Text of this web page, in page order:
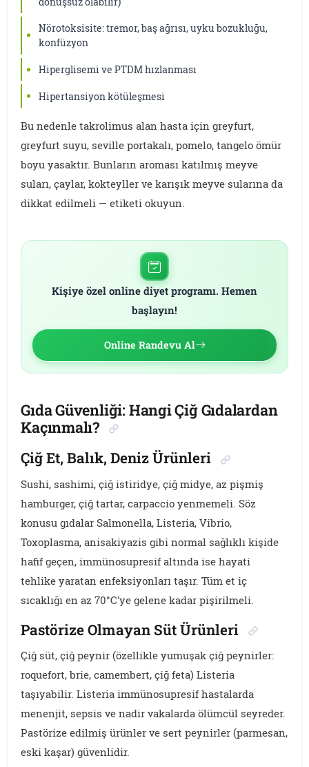
Nörotoksisite: tremor, baş ağrısı, uyku bozukluğu,
konfüzyon
Hiperglisemi ve PTDM hızlanması
Hipertansiyon kötüleşmesi
Bu nedenle takrolimus alan hasta için greyfurt,
greyfurt suyu, seville portakalı, pomelo, tangelo ömür
boyu yasaktır. Bunların aroması katılmış meyve
suları, çaylar, kokteyller ve karışık meyve sularına da
dikkat edilmeli — etiketi okuyun.
Kişiye özel online diyet programı. Hemen
başlayın!
Online Randevu Al
Gıda Güvenliği: Hangi Çiğ Gıdalardan
Kaçınmalı?
Çiğ Et, Balık, Deniz Ürünleri
Sushi, sashimi, çiğ istiridye, çiğ midye, az pişmiş
hamburger, çiğ tartar, carpaccio yenmemeli. Söz
konusu gıdalar Salmonella, Listeria, Vibrio,
Toxoplasma, anisakiyazis gibi normal sağlıklı kişide
hafif geçen, immünosupresif altında ise hayati
tehlike yaratan enfeksiyonları taşır. Tüm et iç
sıcaklığı en az 70°C'ye gelene kadar pişirilmeli.
Pastörize Olmayan Süt Ürünleri
Çiğ süt, çiğ peynir (özellikle yumuşak çiğ peynirler:
roquefort, brie, camembert, çiğ feta) Listeria
taşıyabilir. Listeria immünosupresif hastalarda
menenjit, sepsis ve nadir vakalarda ölümcül seyreder.
Pastörize edilmiş ürünler ve sert peynirler (parmesan,
eski kaşar) güvenlidir.